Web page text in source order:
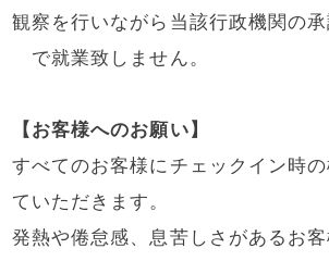
観察を行いながら当該行政機関の承
で就業致しません。
【お客様へのお願い】
すべてのお客様にチェックイン時
ていただきます。
発熱や倦怠感、息苦しさがあるお